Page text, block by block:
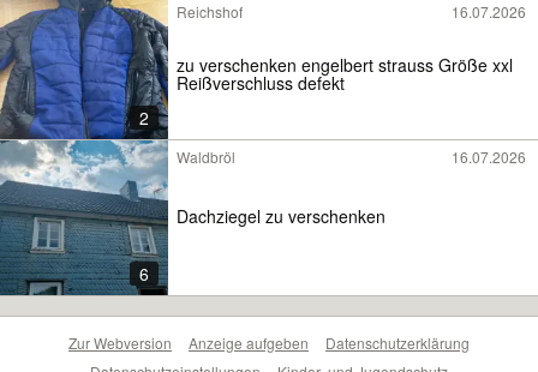
2
Reichshof 16.07.2026
zu verschenken engelbert strauss Größe xxl
Reißverschluss defekt
6
Waldbröl 16.07.2026
Dachziegel zu verschenken
Zur Webversion Anzeige aufgeben
Datenschutzerklärung